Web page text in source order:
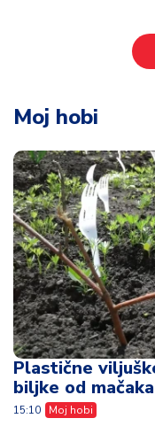
Moj hobi
Plastične
biljke od
15:10 Moj hobi